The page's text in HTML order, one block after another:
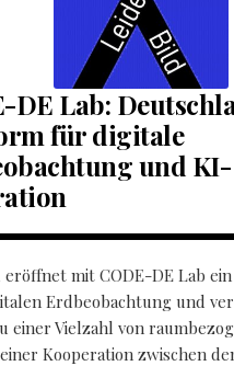
DE Lab:
für digitale
und KI-
mit CODE-DE Lab
Erdbeobachtung und
einer Vielzahl von
Kooperation zwischen